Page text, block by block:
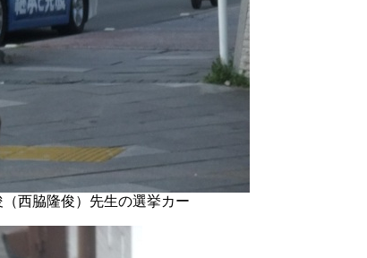
西脇隆俊）先生の選挙カー